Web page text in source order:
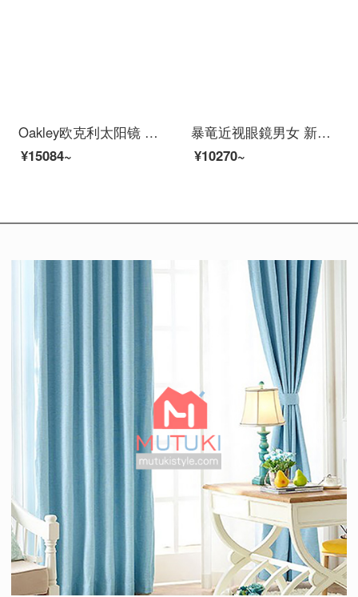
Oakley欧克利太阳镜 谱锐智跑步骑行眼鏡护目镜运动开车驾驶太阳镜OO9206 RADARLOCK OO9206-27
¥15084~
暴竜近视眼鏡男女 新款名人明星款金属框光学架 情侣复古眼鏡框BJ7052防蓝光护目镜 B12-金色 单メガネフレーム
¥10270~